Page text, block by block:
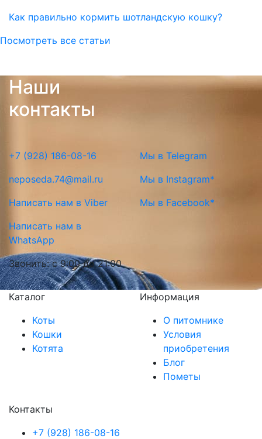
Как правильно кормить шотландскую кошку?
Посмотреть все статьи
Наши
контакты
+7 (928) 186-08-16
neposeda.74@mail.ru
Написать нам в Viber
Написать нам в
WhatsApp
Звонить: с 9:00 до 21:00
Мы в Telegram
Мы в Instagram*
Мы в Facebook*
Каталог
Коты
Кошки
Котята
Информация
О питомнике
Условия
приобретения
Блог
Пометы
Контакты
+7 (928) 186-08-16